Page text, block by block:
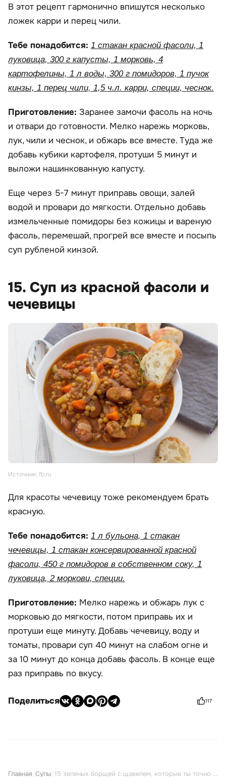
В этот рецепт гармонично впишутся несколько
ложек карри и перец чили.
Тебе понадобится: 1 стакан красной фасоли, 1
луковица, 300 г капусты, 1 морковь, 4
картофелины, 1 л воды, 300 г помидоров, 1 пучок
кинзы, 1 перец чили, 1,5 ч.л. карри, специи, чеснок.
Приготовление: Заранее замочи фасоль на ночь
и отвари до готовности. Мелко нарежь морковь,
лук, чили и чеснок, и обжарь все вместе. Туда же
добавь кубики картофеля, протуши 5 минут и
выложи нашинкованную капусту.
Еще через 5-7 минут приправь овощи, залей
водой и провари до мягкости. Отдельно добавь
измельченные помидоры без кожицы и вареную
фасоль, перемешай, прогрей все вместе и посыпь
суп рубленой кинзой.
15. Суп из красной фасоли и
чечевицы
Источник: fb.ru
Для красоты чечевицу тоже рекомендуем брать
красную.
Тебе понадобится: 1 л бульона, 1 стакан
чечевицы, 1 стакан консервированной красной
фасоли, 450 г помидоров в собственном соку, 1
луковица, 2 моркови, специи.
Приготовление: Мелко нарежь и обжарь лук с
морковью до мягкости, потом приправь их и
протуши еще минуту. Добавь чечевицу, воду и
томаты, провари суп 40 минут на слабом огне и
за 10 минут до конца добавь фасоль. В конце еще
раз приправь по вкусу.
Поделиться 117
Главная Супы 15 зеленых борщей с щавелем, которые ты точно захочешь съесть